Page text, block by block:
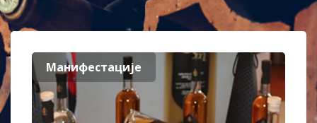
Манифестације